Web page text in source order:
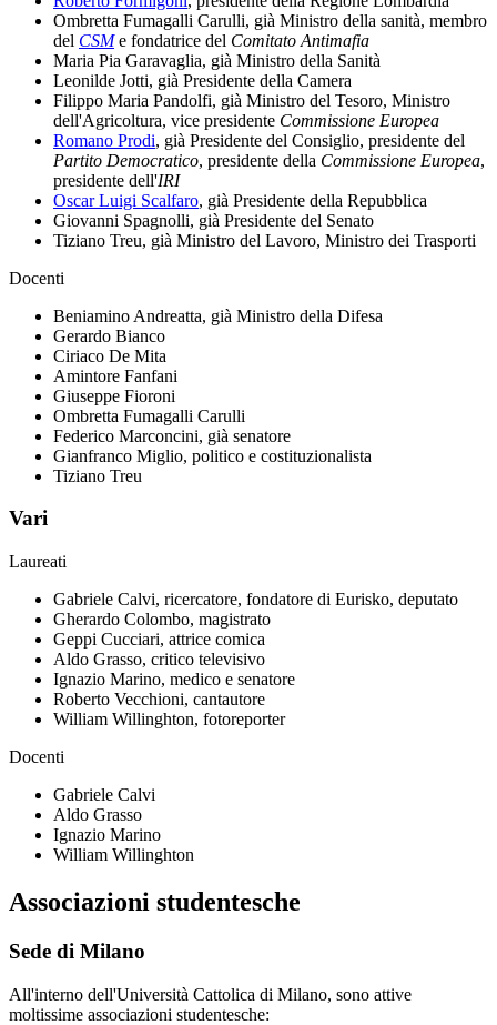
Ombretta Fumagalli Carulli, già Ministro della sanità, membro
del CSMe fondatrice del Comitato Antimafia
Maria Pia Garavaglia, già Ministro della Sanità
Leonilde Jotti, già Presidente della Camera
Filippo Maria Pandolfi, già Ministro del Tesoro, Ministro
dell'Agricoltura, vice presidente Commissione Europea
Romano Prodi, già Presidente del Consiglio, presidente del
Partito Democratico, presidente della Commissione Europea,
presidente dell'IRI
Oscar Luigi Scalfaro, già Presidente della Repubblica
Giovanni Spagnolli, già Presidente del Senato
Tiziano Treu, già Ministro del Lavoro, Ministro dei Trasporti
Docenti
Beniamino Andreatta, già Ministro della Difesa
Gerardo Bianco
Ciriaco De Mita
Amintore Fanfani
Giuseppe Fioroni
Ombretta Fumagalli Carulli
Federico Marconcini, già senatore
Gianfranco Miglio, politico e costituzionalista
Tiziano Treu
Vari
Laureati
Gabriele Calvi, ricercatore, fondatore di Eurisko, deputato
Gherardo Colombo, magistrato
Geppi Cucciari, attrice comica
Aldo Grasso, critico televisivo
Ignazio Marino, medico e senatore
Roberto Vecchioni, cantautore
William Willinghton, fotoreporter
Docenti
Gabriele Calvi
Aldo Grasso
Ignazio Marino
William Willinghton
Associazioni studentesche
Sede di Milano
All'interno dell'Università Cattolica di Milano, sono attive
moltissime associazioni studentesche: